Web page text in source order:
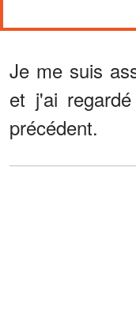
Je me suis
et j'ai
précédent.